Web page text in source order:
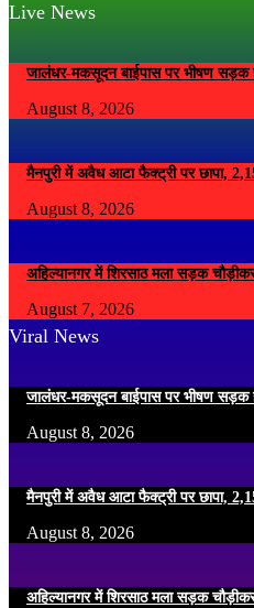
Live News
जालंधर-मकसूदन बाईपास पर भीषण सड़क
August 8, 2026
मैनपुरी में अवैध आटा फैक्ट्री पर छापा,
August 8, 2026
अहिल्यानगर में शिरसाठ मला सड़क
August 7, 2026
Viral News
जालंधर-मकसूदन बाईपास पर भीषण सड़क
August 8, 2026
मैनपुरी में अवैध आटा फैक्ट्री पर छापा,
August 8, 2026
अहिल्यानगर में शिरसाठ मला सड़क